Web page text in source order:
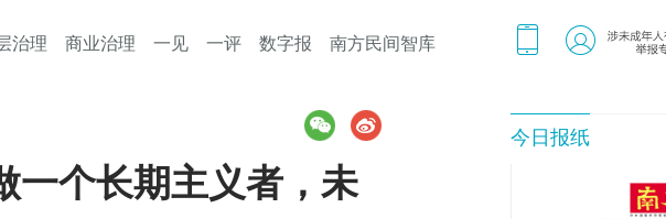
治理 商业治理 一见 一评 数字报 南方民间智库
一个长期主义者，未
今日报纸